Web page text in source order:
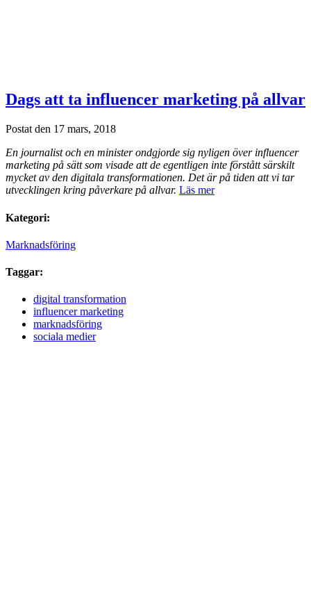
Dags att ta influencer marketing på allvar
Postat den 17 mars, 2018
En journalist och en minister ondgjorde sig nyligen över influencer
marketing på sätt som visade att de egentligen inte förstått särskilt
mycket av den digitala transformationen. Det är på tiden att vi tar
utvecklingen kring påverkare på allvar. Läs mer
Kategori:
Marknadsföring
Taggar:
digital transformation
influencer marketing
marknadsföring
sociala medier